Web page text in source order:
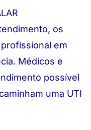
os
em
Médicos e
possível
uma UTI